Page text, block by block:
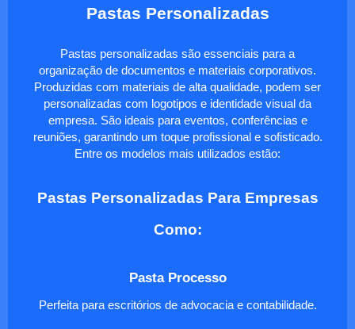
Pastas Personalizadas
Pastas personalizadas são essenciais para a
organização de documentos e materiais corporativos.
Produzidas com materiais de alta qualidade, podem ser
personalizadas com logotipos e identidade visual da
empresa. São ideais para eventos, conferências e
reuniões, garantindo um toque profissional e sofisticado.
Entre os modelos mais utilizados estão:
Pastas Personalizadas Para Empresas
Como:
Pasta Processo
Perfeita para escritórios de advocacia e contabilidade.